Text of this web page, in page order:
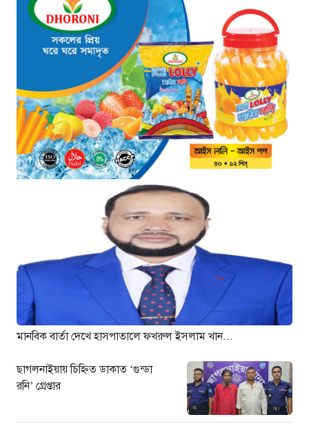
“১/১১-তে তারেক রহমানকে আয়নাঘরে
বন্দি রাখা হয়: চিফ প্রসিকিউটর”
৫ ঘণ্টা আগে
ডিজিএফআইয়ের ‘আয়নাঘর’ পরিদর্শনে
আন্তর্জাতিক অপরাধ ট্রাইব্যুনালের
বিচারক দল
৫ ঘণ্টা আগে
জুলাই জাদুঘরে দলীয় ইতিহাসের ঠাঁই
হবে না: নাহিদ ইসলাম
৫ ঘণ্টা আগে
ড্যাবের বর্ণাঢ্য চিকিৎসক সমাবেশে
প্রধান অতিথি হিসেবে যোগ দিলেন
প্রধানমন্ত্রী তারেক রহমান
৬ ঘণ্টা আগে
ঢাকা-ময়মনসিংহ রেলপথে বগি
লাইনচ্যুত: ট্রেন চলাচল স্বাভাবিক
১ দিন আগে
মানবিক বার্তা দেখে হাসপাতালে ফখরুল ইসলাম খান...
ছাগলনাইয়ায় চিহ্নিত ডাকাত ‘গুন্ডা
রনি’ গ্রেপ্তার